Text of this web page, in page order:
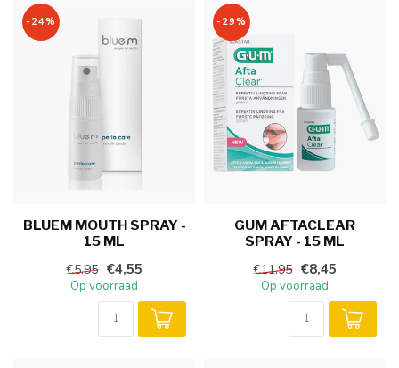
-24%
BLUEM MOUTH SPRAY -
15 ML
€5,95 €4,55
Op voorraad
-29%
GUM AFTACLEAR
SPRAY - 15 ML
€11,95 €8,45
Op voorraad